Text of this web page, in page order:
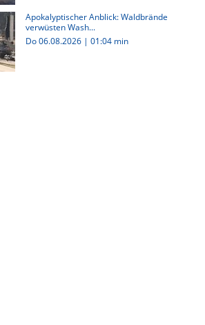
Apokalyptischer Anblick: Waldbrände
verwüsten Wash...
Do 06.08.2026 | 01:04 min